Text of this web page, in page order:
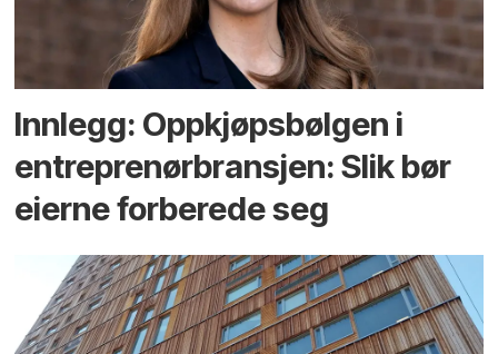
Innlegg: Oppkjøps­bølgen i
entreprenør­bransjen: Slik bør
eierne forberede seg